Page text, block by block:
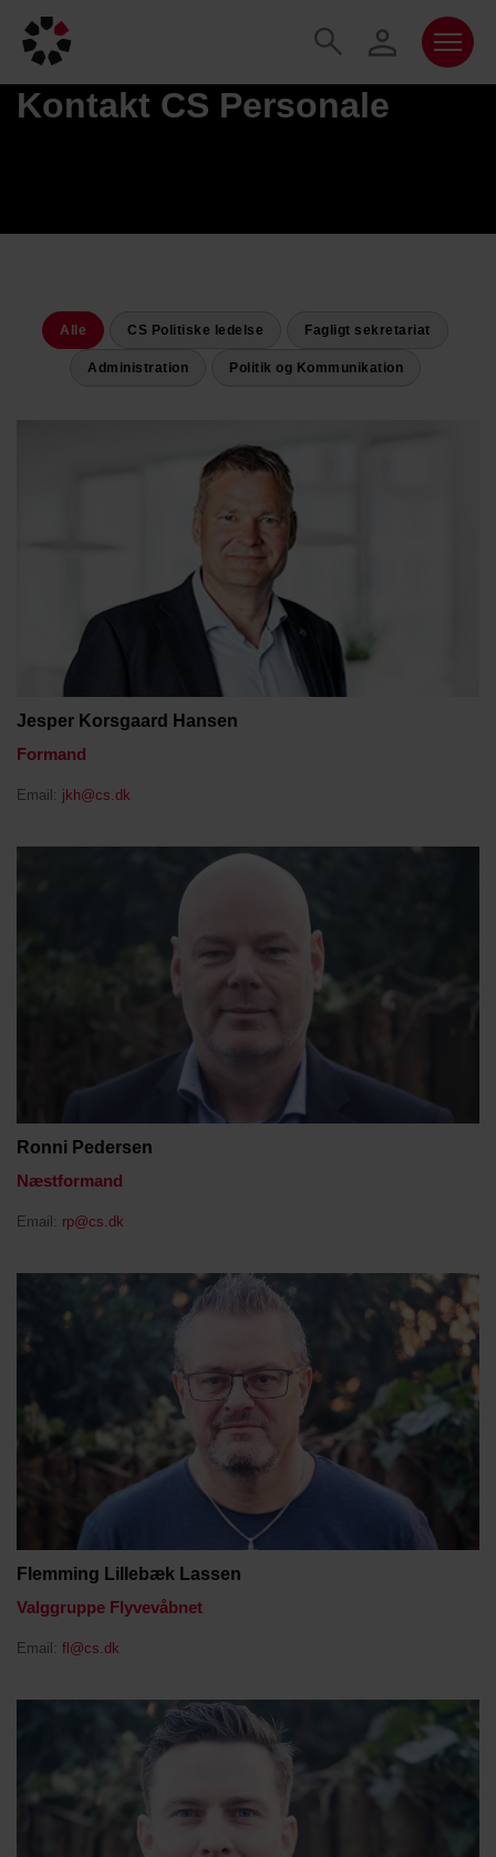
Kontakt CS Personale
Alle CS Politiske ledelse Fagligt sekretariat
Administration Politik og Kommunikation
Jesper Korsgaard Hansen
Formand
Email: jkh@cs.dk
Ronni Pedersen
Næstformand
Email: rp@cs.dk
Flemming Lillebæk Lassen
Valggruppe Flyvevåbnet
Email: fl@cs.dk